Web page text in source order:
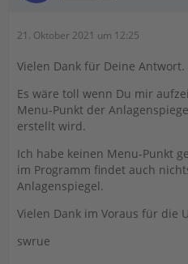
21. Oktober 2021 um 12:25
Vielen Dank für Deine Antwort.
Es wäre toll wenn Du mir
Menu-Punkt der
erstellt wird.
Ich habe keinen Menu-Punkt
im Programm findet auch
Anlagenspiegel.
Vielen Dank im Voraus für die
swrue